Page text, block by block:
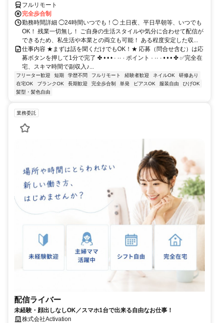
フルリモート
完全歩合制
勤務時間詳細 ◯24時間いつでも！◯ 土日夜、平日早朝等、いつでも
OK！ 残業一切無し！ ご自身の生活スタイルや気分に合わせて配信が
できるため、私生活や本業との両立も可能！ ある程度安定した収...
仕事内容 ★まずは話を聞くだけでもOK！★ 応募（問合せ含む）は応
募ボタンを押して1分で完了 ✤ • • • · ·· · ポイント · ·· · • • • ✤ ✅完全在
宅、スキマ時間で副収入♪...
フリーター歓迎 短期 学歴不問 フルリモート 経験者歓迎 ネイルOK
研修あり
在宅OK
ブランクOK 長期歓迎 完全歩合制 単発 ピアスOK 服装自由
ひげOK
髪型・髪色自由
業務委託
配信ライバー
未経験・顔出しなしOK／スマホ1台で出来る自由なお仕事！
株式会社Activation